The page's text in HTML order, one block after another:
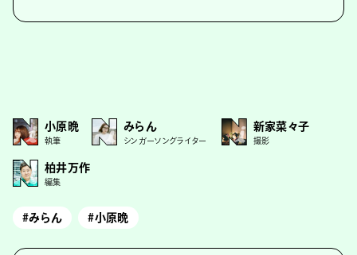
小原晩
執筆
みらん
シンガーソングライター
新家菜々子
撮影
柏井万作
編集
#みらん #小原晩